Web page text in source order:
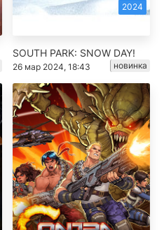
2024
SOUTH PARK: SNOW DAY!
26 мар 2024, 18:43 новинка